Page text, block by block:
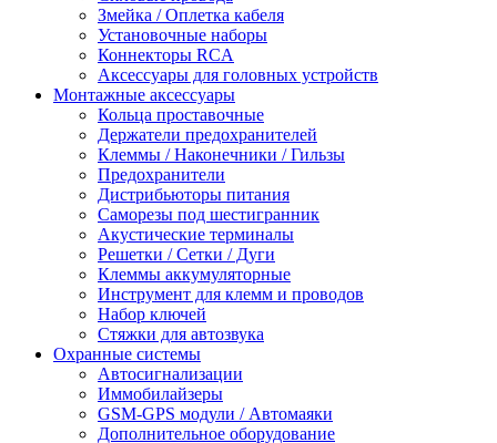
Змейка / Оплетка кабеля
Установочные наборы
Коннекторы RCA
Аксессуары для головных устройств
Монтажные аксессуары
Кольца проставочные
Держатели предохранителей
Клеммы / Наконечники / Гильзы
Предохранители
Дистрибьюторы питания
Саморезы под шестигранник
Акустические терминалы
Решетки / Сетки / Дуги
Клеммы аккумуляторные
Инструмент для клемм и проводов
Набор ключей
Стяжки для автозвука
Охранные системы
Автосигнализации
Иммобилайзеры
GSM-GPS модули / Автомаяки
Дополнительное оборудование